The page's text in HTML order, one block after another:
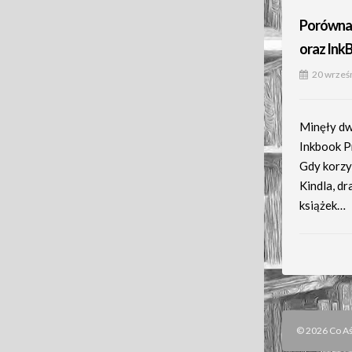
oraz
20
Minęły
Inkbook
Gdy
Kindla,
książek…
© 2026 Co